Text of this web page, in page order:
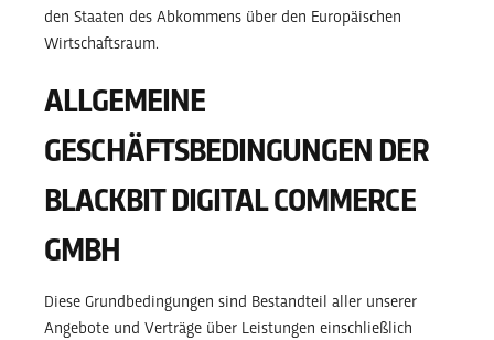
den Staaten des Abkommens über den Europäischen
Wirtschaftsraum.
ALLGEMEINE
GESCHÄFTSBEDINGUNGEN DER
BLACKBIT DIGITAL COMMERCE
GMBH
Diese Grundbedingungen sind Bestandteil aller unserer
Angebote und Verträge über Leistungen einschließlich